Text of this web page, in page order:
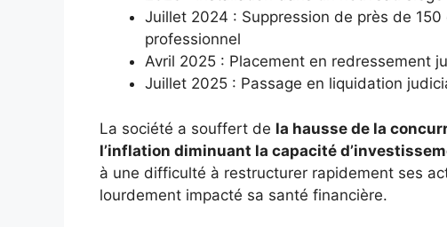
Juillet 2024 : Suppression de près de
professionnel
Avril 2025 : Placement en redressement
Juillet 2025 : Passage en liquidation
La société a souffert de la hausse de la
l’inflation diminuant la capacité
à une difficulté à restructurer rapidement ses
lourdement impacté sa santé financière.